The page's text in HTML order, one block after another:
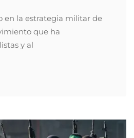
en la estrategia militar de
que ha
y al